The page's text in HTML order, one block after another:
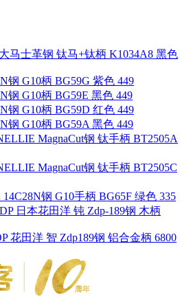
马士革钢 钛马+钛柄 K1034A8 黑色
钢 G10柄 BG59G 紫色 449
钢 G10柄 BG59E 黑色 449
钢 G10柄 BG59D 红色 449
钢 G10柄 BG59A 黑色 449
MagnaCut钢 钛手柄 BT2505A
MagnaCut钢 钛手柄 BT2505C
钢 G10手柄 BG65F 绿色 335
日本花田洋 钝 Zdp-189钢 木柄
花田洋 智 Zdp189钢 铝合金柄 6800